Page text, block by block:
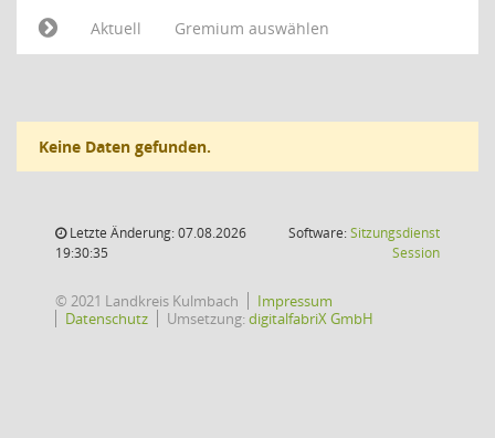
Aktuell
Gremium auswählen
Keine Daten gefunden.
Letzte Änderung: 07.08.2026
19:30:35
Software:Sitzungsdienst
Session(Wird in
© 2021 Landkreis Kulmbach
Impressum
Datenschutz
Umsetzung:digitalfabriX GmbH